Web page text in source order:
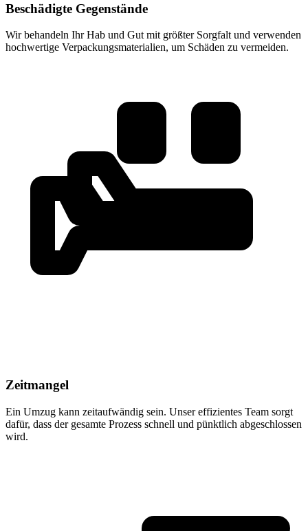
Beschädigte Gegenstände
Wir behandeln Ihr Hab und Gut mit größter Sorgfalt und verwenden
hochwertige Verpackungsmaterialien, um Schäden zu vermeiden.
Zeitmangel
Ein Umzug kann zeitaufwändig sein. Unser effizientes Team sorgt
dafür, dass der gesamte Prozess schnell und pünktlich abgeschlossen
wird.